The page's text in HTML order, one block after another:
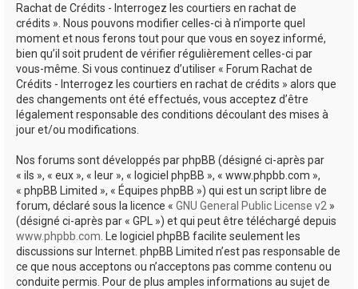
Rachat de Crédits - Interrogez les courtiers en rachat de
crédits ». Nous pouvons modifier celles-ci à n’importe quel
moment et nous ferons tout pour que vous en soyez informé,
bien qu’il soit prudent de vérifier régulièrement celles-ci par
vous-même. Si vous continuez d’utiliser « Forum Rachat de
Crédits - Interrogez les courtiers en rachat de crédits » alors que
des changements ont été effectués, vous acceptez d’être
légalement responsable des conditions découlant des mises à
jour et/ou modifications.
Nos forums sont développés par phpBB (désigné ci-après par
« ils », « eux », « leur », « logiciel phpBB », « www.phpbb.com »,
« phpBB Limited », « Équipes phpBB ») qui est un script libre de
forum, déclaré sous la licence « GNU General Public License v2 »
(désigné ci-après par « GPL ») et qui peut être téléchargé depuis
www.phpbb.com . Le logiciel phpBB facilite seulement les
discussions sur Internet. phpBB Limited n’est pas responsable de
ce que nous acceptons ou n’acceptons pas comme contenu ou
conduite permis. Pour de plus amples informations au sujet de